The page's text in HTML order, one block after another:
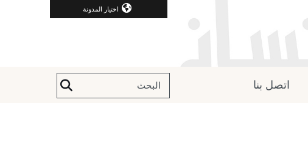
اختيار المدونة
اتصل بنا